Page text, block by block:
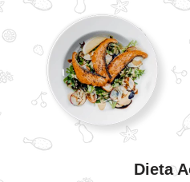
Dieta